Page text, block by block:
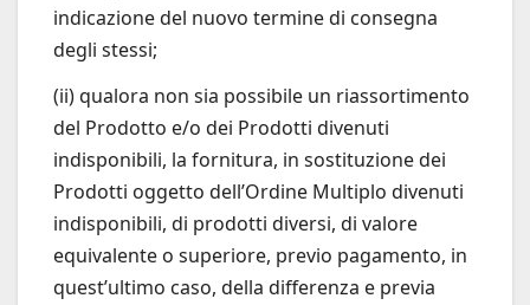
indicazione del nuovo termine di consegna
degli stessi;
(ii) qualora non sia possibile un riassortimento
del Prodotto e/o dei Prodotti divenuti
indisponibili, la fornitura, in sostituzione dei
Prodotti oggetto dell’Ordine Multiplo divenuti
indisponibili, di prodotti diversi, di valore
equivalente o superiore, previo pagamento, in
quest’ultimo caso, della differenza e previa